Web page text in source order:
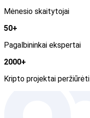
Mėnesio skaitytojai
50+
Pagalbininkai ekspertai
2000+
Kripto projektai peržiūrėti